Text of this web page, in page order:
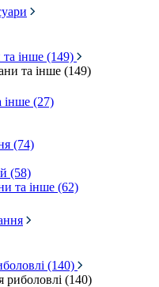
інше (149)
та інше (149)
інше (27)
(74)
(58)
та інше (62)
(140)
риболовлі (140)